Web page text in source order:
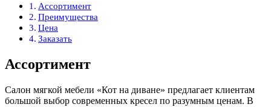
Ассортимент
Преимущества
Цена
Заказать
Ассортимент
Салон мягкой мебели «Кот на диване» предлагает клиентам
большой выбор современных кресел по разумным ценам. В